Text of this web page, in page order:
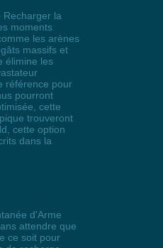
Recharger la
moments
les arènes
massifs et
élimine les
référence pour
pourront
cette
trouveront
cette option
dans la
d'Arme
attendre que
ce soit pour